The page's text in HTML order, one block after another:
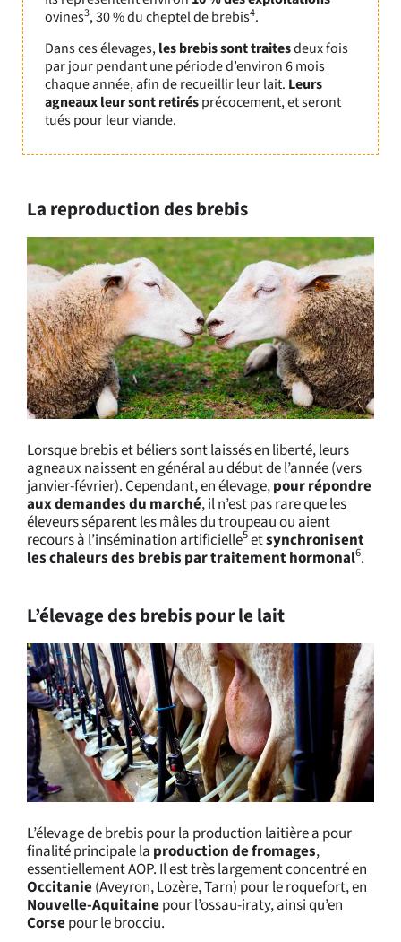
ovines3, 30 % du cheptel de brebis4.
Dans ces élevages,les brebis sont traitesdeux fois
par jour pendant une période d’environ 6 mois
chaque année, afin de recueillir leur lait. Leurs
agneaux leur sont retirésprécocement, et seront
tués pour leur viande.
La reproduction des brebis
Lorsque brebis et béliers sont laissés en liberté, leurs
agneaux naissent en général au début de l’année (vers
janvier-février). Cependant, en élevage,pour répondre
aux demandes du marché, il n’est pas rare que les
éleveurs séparent les mâles du troupeau ou aient
recours à l’insémination artificielle5etsynchronisent
les chaleurs des brebis par traitement hormonal6.
L’élevage des brebis pour le lait
L’élevage de brebis pour la production laitière a pour
finalité principale la production de fromages,
essentiellement AOP. Il est très largement concentré en
Occitanie(Aveyron, Lozère, Tarn) pour le roquefort, en
Nouvelle-Aquitainepour l’ossau-iraty, ainsi qu’en
Corsepour le brocciu.